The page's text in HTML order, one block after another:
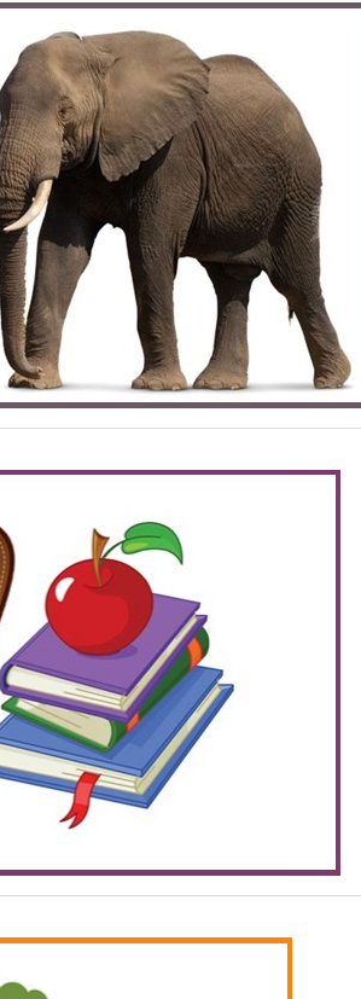
presiunea pe teren, oferind
la sol.
se scufunde prea adânc în zăpada
și umerii săi este mare.
pe un teren moale, fără a se